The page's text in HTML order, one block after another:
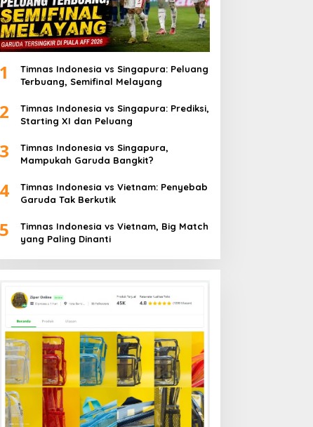
Utama Timnas Indonesia
2025
1
Timnas Indonesia vs Singapura: Peluang
Terbuang, Semifinal Melayang
2
Timnas Indonesia vs Singapura: Prediksi,
Starting XI dan Peluang
3
Timnas Indonesia vs Singapura,
Mampukah Garuda Bangkit?
4
Timnas Indonesia vs Vietnam: Penyebab
Garuda Tak Berkutik
5
Timnas Indonesia vs Vietnam, Big Match
yang Paling Dinanti